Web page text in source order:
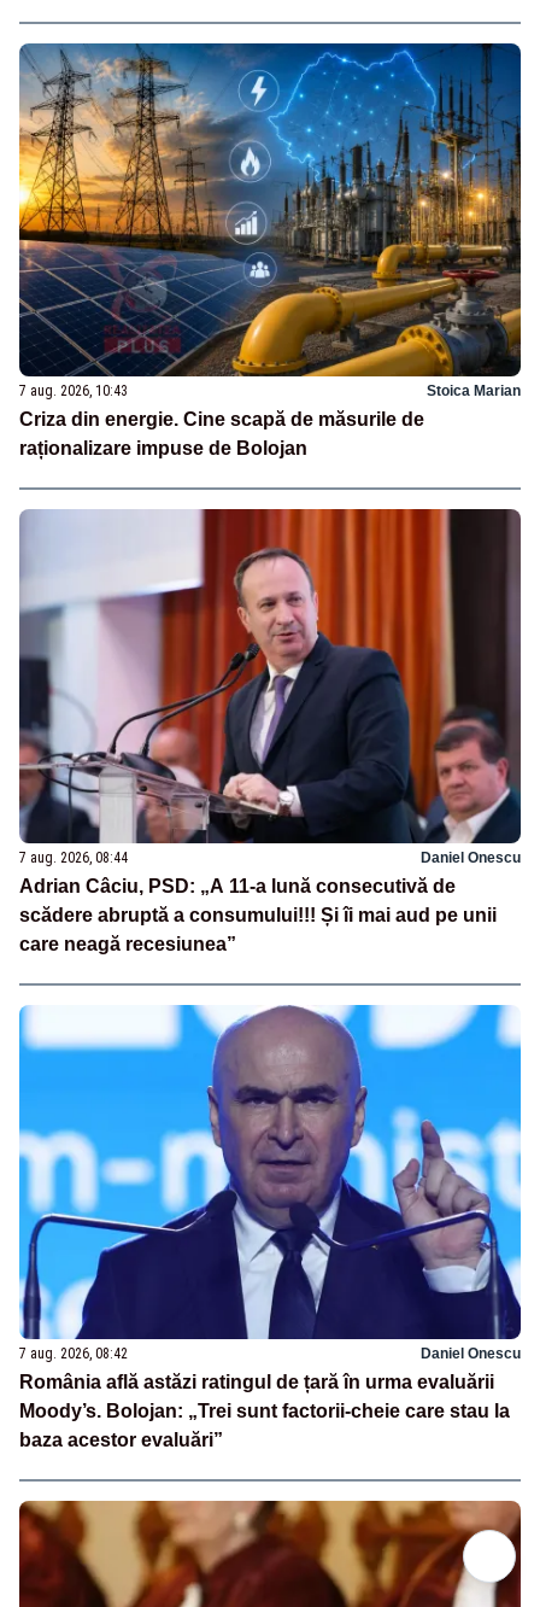
7 aug. 2026, 10:43 Stoica Marian
Criza din energie. Cine scapă de măsurile de
raționalizare impuse de Bolojan
7 aug. 2026, 08:44 Daniel Onescu
Adrian Câciu, PSD: „A 11-a lună consecutivă de
scădere abruptă a consumului!!! Și îi mai aud pe unii
care neagă recesiunea”
7 aug. 2026, 08:42 Daniel Onescu
România află astăzi ratingul de țară în urma evaluării
Moody’s. Bolojan: „Trei sunt factorii-cheie care stau la
baza acestor evaluări”